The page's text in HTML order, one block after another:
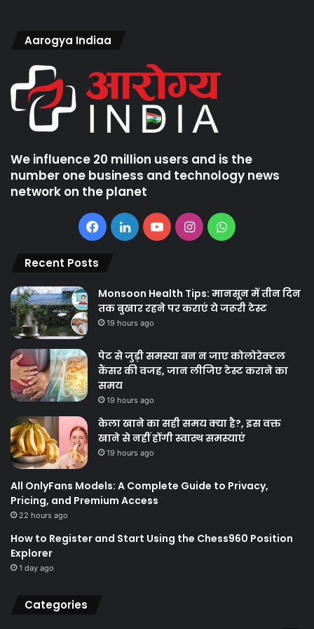
Aarogya Indiaa
We influence 20 million users and is the
number one business and technology news
network on the planet
Facebook
LinkedInYouTubeInstagramWhatsApp
Recent Posts
Monsoon Health Tips: मानसून में तीन दिन
तक बुखार रहने पर कराएं ये जरूरी टेस्ट
19 hours ago
पेट से जुड़ी समस्या बन न जाए कोलोरेक्टल
कैंसर की वजह, जान लीजिए टेस्ट कराने का
समय
19 hours ago
केला खाने का सही समय क्‍या है?, इस वक्त
खाने से नहीं होंगी स्वास्थ समस्याएं
19 hours ago
All OnlyFans Models: A Complete Guide to Privacy,
Pricing, and Premium Access
22 hours ago
How to Register and Start Using the Chess960 Position
Explorer
1 day ago
Categories